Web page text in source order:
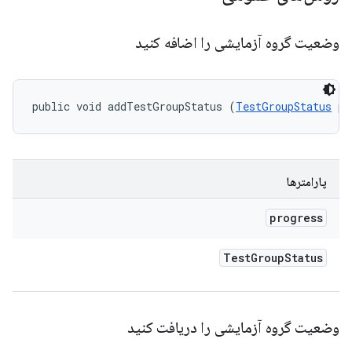
وضعیت گروه آزمایشی را اضافه کنید
public void addTestGroupStatus (TestGroupStatus
پارامترها
progress
TestGroupStatus
وضعیت گروه آزمایشی را دریافت کنید